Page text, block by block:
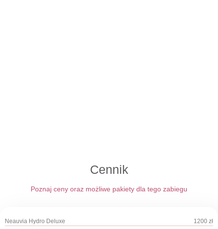
Cennik
Poznaj ceny oraz możliwe pakiety dla tego zabiegu
Neauvia Hydro Deluxe 1200 zł